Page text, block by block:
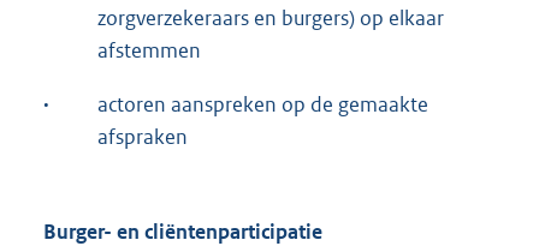
zorgverzekeraars en burgers) op elkaar
afstemmen
·
actoren aanspreken op de gemaakte
afspraken
Burger- en cliëntenparticipatie